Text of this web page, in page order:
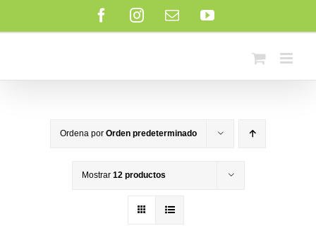
FacebookInstagram
Correo
electrónico
YouTube
Ordena por Orden predeterminado
Mostrar 12 productos